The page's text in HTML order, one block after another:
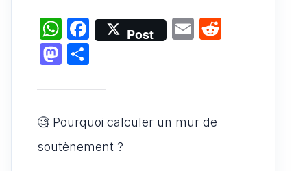
W
h
at
s
A
p
p
F
a
e
b
o
o
Post
E
M
st
o
d
ta
g
er
🧐 Pourquoi calculer un mur de
soutènement ?